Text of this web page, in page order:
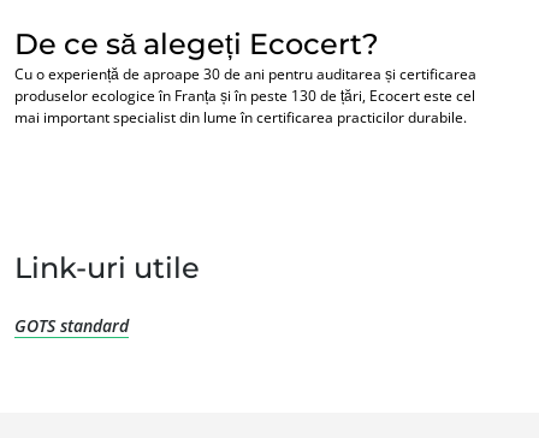
De ce să alegeți Ecocert?
Cu o experiență de aproape 30 de ani pentru auditarea și certificarea
produselor ecologice în Franța și în peste 130 de țări, Ecocert este cel
mai important specialist din lume în certificarea practicilor durabile.
Link-uri utile
GOTS standard